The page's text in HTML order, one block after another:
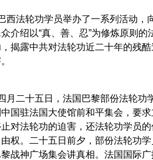
西法轮功学员举办了一系列活动，
众介绍以“真、善、忍”为修炼原则的
揭露中共对法轮功近二十年的残酷
月二十五日，法国巴黎部份法轮功
国驻法国大使馆前和平集会，要求
对法轮功的迫害，还法轮功学员的
由权。二十五日前夕，部份法轮功
黎战神广场集会讲真相。法国国际